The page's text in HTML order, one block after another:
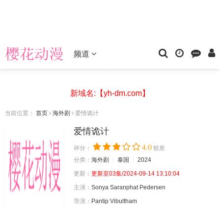
频道
新域名:【yh-dm.com】
当前位置： 首页 海外剧 爱情诡计
爱情诡计
评分： 4.0 较差
分类： 海外剧 泰国
2024
更新： 更新至03集/2024-09-14 13:10:04
主演： Sonya Saranphat Pedersen
导演： Pantip Vibultham